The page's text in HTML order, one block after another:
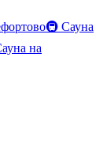
🚇 Сауна
на